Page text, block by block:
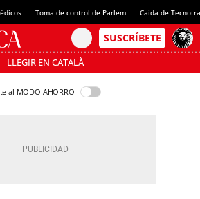
Toma de control de Parlem Caída de
LLEGIR EN CATALÀ
al MODO AHORRO